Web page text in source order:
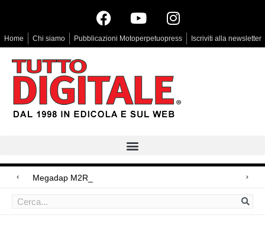
Home Chi siamo Pubblicazioni Motoperpetuopress Iscriviti alla newsletter
Megadap M2RF, il primo adattat
Arri Rental, evoluzioni in arrivo